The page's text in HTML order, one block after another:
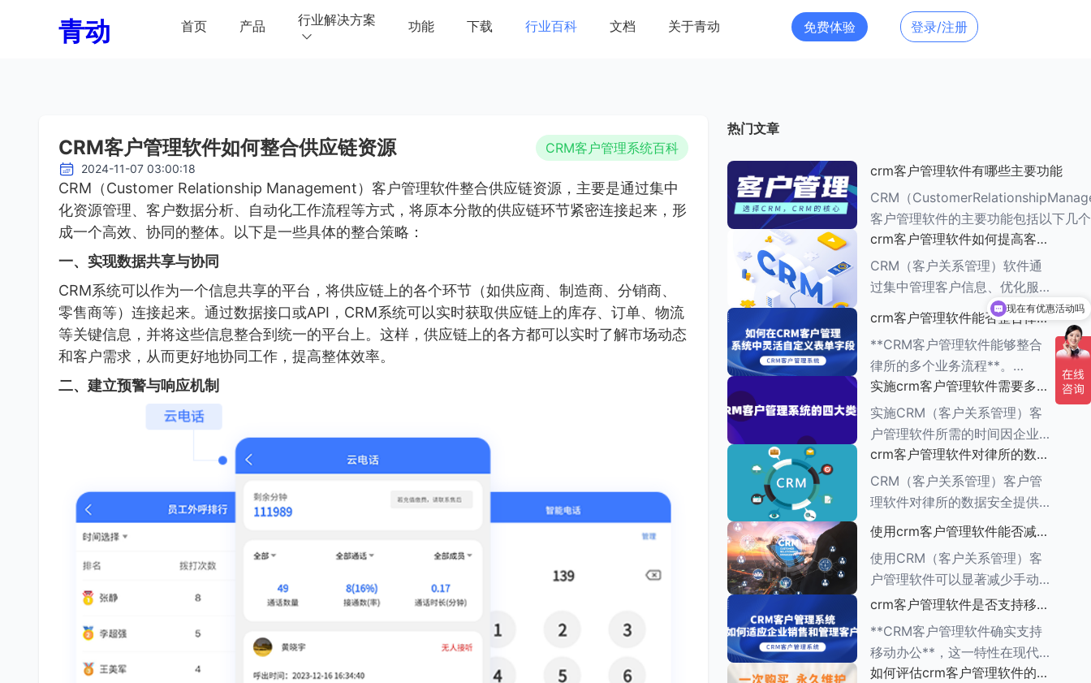
青动 首页 产品 行业解决方案 功能 下载 行业百科 文档 关于青动 免费体验 登录/注册
CRM客户管理软件如何整合供应链资源 CRM客户管理系统百科
2024-11-07 03:00:18
CRM（Customer Relationship Management）客户管理软件整合供应链资源，主要是通过集中
化资源管理、客户数据分析、自动化工作流程等方式，将原本分散的供应链环节紧密连接起来，形
成一个高效、协同的整体。以下是一些具体的整合策略：
一、实现数据共享与协同
CRM系统可以作为一个信息共享的平台，将供应链上的各个环节（如供应商、制造商、分销商、
零售商等）连接起来。通过数据接口或API，CRM系统可以实时获取供应链上的库存、订单、物流
等关键信息，并将这些信息整合到统一的平台上。这样，供应链上的各方都可以实时了解市场动态
和客户需求，从而更好地协同工作，提高整体效率。
二、建立预警与响应机制
热门文章
crm客户管理软件有哪些主要功能
CRM（
客户管理软件的主要功能包括以下几
###一、客户信息管理 CRM系统的核心功能是
客户信息管理
crm客户管理软件如何提高客户
满意度
CRM（客户关系管理）软件通
过集中管理客户信息、优化服务
流程、提供个性化服务等多种方
式，能够有效提高客户满意度。
以下是一些具体的方法： ###
一、集中管理客户信息 CRM软
件
crm客户管理软件能否整合律所
的多个业务流程
**CRM客户管理软件能够整合
律所的多个业务流程**。
CRM（客户关系管理）管理软
件的功能多种多样，旨在帮助企
业有效管理与客户之间的互动，
增强客户满意度，提升销售业
绩。以下是对CR
实施crm客户管理软件需要多长
时间
实施CRM（客户关系管理）客
户管理软件所需的时间因企业的
具体需求、系统复杂程度、企业
规模以及资源分配情况而异。一
般来说，整个实施周期可以分为
也有所不同。
crm客户管理软件对律所的数据
安全有何保障措施
CRM（客户关系管理）客户管
理软件对律所的数据安全提供了
一系列保障措施，这些措施旨在
和可用性。以下是一些关键的保
障措施： ###数据加密与存储
安全
使用crm客户管理软件能否减少
手动输入数据的工作量
使用CRM（客户关系管理）客
户管理软件可以显著减少手动输
入数据的工作量，原因如下：
1.**自动化数据收集**： -CRM
系统通常具有自动化数据捕获功
能，能够从多个来源
crm客户管理软件是否支持移动
办公
**CRM客户管理软件确实支持
移动办公**，这一特性在现代企
业管理中具有重要意义。以下是
如何评估crm客户管理软件的投
现在有优惠活动吗